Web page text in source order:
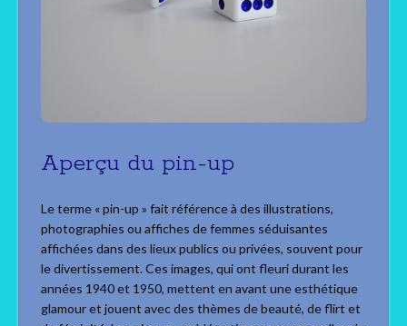
Aperçu du pin-up
Le terme « pin-up » fait référence à des illustrations,
photographies ou affiches de femmes séduisantes
affichées dans des lieux publics ou privées, souvent pour
le divertissement. Ces images, qui ont fleuri durant les
années 1940 et 1950, mettent en avant une esthétique
glamour et jouent avec des thèmes de beauté, de flirt et